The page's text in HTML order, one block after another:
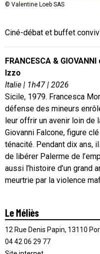
© Valentine Loeb SAS
Ciné-débat et buffet
FRANCESCA & GIOVANNI
Izzo
Italie | 1h47 | 2026
Sicile, 1979. Francesca
défense des mineurs
leur offrir un avenir loin de
Giovanni Falcone, figure
ténacité. Pendant dix ans,
de libérer Palerme de
aussi l’histoire d’un grand
meurtrie par la violence
Le Méliès
12 Rue Denis Papin, 13110
04 42 06 29 77